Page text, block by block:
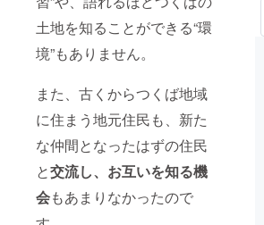
土地を知ることができる“環
境”もありません。
また、古くからつくば地域
に住まう地元住民も、新た
な仲間となったはずの住民
と交流し、お互いを知る機
会もあまりなかったので